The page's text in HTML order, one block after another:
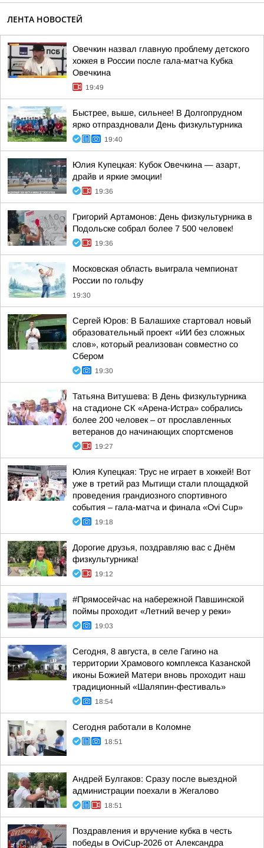
ЛЕНТА НОВОСТЕЙ
Овечкин назвал главную проблему детского
хоккея в России после гала-матча Кубка
Овечкина
19:49
Быстрее, выше, сильнее! В Долгопрудном
ярко отпраздновали День физкультурника
19:40
Юлия Купецкая: Кубок Овечкина — азарт,
драйв и яркие эмоции!
19:36
Григорий Артамонов: День физкультурника в
Подольске собрал более 7 500 человек!
19:36
Московская область выиграла чемпионат
России по гольфу
19:30
Сергей Юров: В Балашихе стартовал новый
образовательный проект «ИИ без сложных
слов», который реализован совместно со
Сбером
19:30
Татьяна Витушева: В День физкультурника
на стадионе СК «Арена-Истра» собрались
более 200 человек – от прославленных
ветеранов до начинающих спортсменов
19:27
Юлия Купецкая: Трус не играет в хоккей! Вот
уже в третий раз Мытищи стали площадкой
проведения грандиозного спортивного
события – гала-матча и финала «Ovi Cup»
19:18
Дорогие друзья, поздравляю вас с Днём
физкультурника!
19:12
#Прямосейчас на набережной Павшинской
поймы проходит «Летний вечер у реки»
19:03
Сегодня, 8 августа, в селе Гагино на
территории Храмового комплекса Казанской
иконы Божией Матери вновь проходит наш
традиционный «Шаляпин-фестиваль»
18:54
Сегодня работали в Коломне
18:51
Андрей Булгаков: Сразу после выездной
администрации поехали в Жегалово
18:51
Поздравления и вручение кубка в честь
победы в OviCup-2026 от Александра